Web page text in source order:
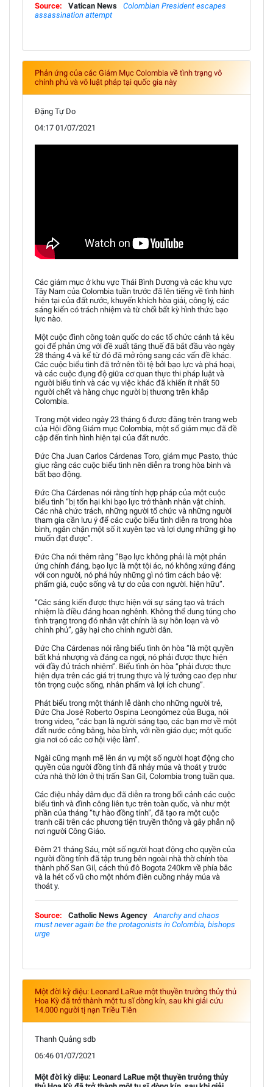
Source: Vatican News
Colombian President escapes
assassination attempt
Phản ứng của các Giám Mục Colombia về tình trạng vô
chính phủ và vô luật pháp tại quốc gia này
Đặng Tự Do
04:17 01/07/2021
Các giám mục ở khu vực Thái Bình Dương và các khu vực
Tây Nam của Colombia tuần trước đã lên tiếng về tình hình
hiện tại của đất nước, khuyến khích hòa giải, công lý, các
sáng kiến có trách nhiệm và từ chối bất kỳ hình thức bạo
lực nào.
Một cuộc đình công toàn quốc do các tổ chức cánh tả kêu
gọi để phản ứng với đề xuất tăng thuế đã bắt đầu vào ngày
28 tháng 4 và kể từ đó đã mở rộng sang các vấn đề khác.
Các cuộc biểu tình đã trở nên tồi tệ bởi bạo lực và phá hoại,
và các cuộc đụng độ giữa cơ quan thực thi pháp luật và
người biểu tình và các vụ việc khác đã khiến ít nhất 50
người chết và hàng chục người bị thương trên khắp
Colombia.
Trong một video ngày 23 tháng 6 được đăng trên trang web
của Hội đồng Giám mục Colombia, một số giám mục đã đề
cập đến tình hình hiện tại của đất nước.
Đức Cha Juan Carlos Cárdenas Toro, giám mục Pasto, thúc
giục rằng các cuộc biểu tình nên diễn ra trong hòa bình và
bất bạo động.
Đức Cha Cárdenas nói rằng tính hợp pháp của một cuộc
biểu tình “bị tổn hại khi bạo lực trở thành nhân vật chính.
Các nhà chức trách, những người tổ chức và những người
tham gia cần lưu ý để các cuộc biểu tình diễn ra trong hòa
bình, ngăn chặn một số ít xuyên tạc và lợi dụng những gì họ
muốn đạt được”.
Đức Cha nói thêm rằng “Bạo lực không phải là một phản
ứng chính đáng, bạo lực là một tội ác, nó không xứng đáng
với con người, nó phá hủy những gì nó tìm cách bảo vệ:
phẩm giá, cuộc sống và tự do của con người. hiện hữu”.
“Các sáng kiến được thực hiện với sự sáng tạo và trách
nhiệm là điều đáng hoan nghênh. Không thể dung túng cho
tình trạng trong đó nhân vật chính là sự hỗn loạn và vô
chính phủ”, gây hại cho chính người dân.
Đức Cha Cárdenas nói rằng biểu tình ôn hòa “là một quyền
bất khả nhượng và đáng ca ngợi, nó phải được thực hiện
với đầy đủ trách nhiệm”. Biểu tình ôn hòa “phải được thực
hiện dựa trên các giá trị trung thực và lý tưởng cao đẹp như
tôn trọng cuộc sống, nhân phẩm và lợi ích chung”.
Phát biểu trong một thánh lễ dành cho những người trẻ,
Đức Cha José Roberto Ospina Leongómez của Buga, nói
trong video, “các bạn là người sáng tạo, các bạn mơ về một
đất nước công bằng, hòa bình, với nền giáo dục; một quốc
gia nơi có các cơ hội việc làm”.
Ngài cũng mạnh mẽ lên án vụ một số người hoạt động cho
quyền của người đồng tính đã nhảy múa và thoát y trước
cửa nhà thờ lớn ở thị trấn San Gil, Colombia trong tuần qua.
Các điệu nhảy dâm dục đã diễn ra trong bối cảnh các cuộc
biểu tình và đình công liên tục trên toàn quốc, và như một
phần của tháng “tự hào đồng tính”, đã tạo ra một cuộc
tranh cãi trên các phương tiện truyền thông và gây phẫn nộ
nơi người Công Giáo.
Đêm 21 tháng Sáu, một số người hoạt động cho quyền của
người đồng tính đã tập trung bên ngoài nhà thờ chính tòa
thành phố San Gil, cách thủ đô Bogota 240km về phía bắc
và la hét cổ vũ cho một nhóm điên cuồng nhảy múa và
thoát y.
Source: Catholic News Agency
Anarchy and chaos
must never again be the protagonists in Colombia, bishops
urge
Một đời kỳ diệu: Leonard LaRue một thuyền trưởng thủy thủ
Hoa Kỳ đã trở thành một tu sĩ dòng kín, sau khi giải cứu
14.000 người tị nạn Triều Tiên
Thanh Quảng sdb
06:46 01/07/2021
Một đời kỳ diệu: Leonard LaRue một thuyền trưởng thủy